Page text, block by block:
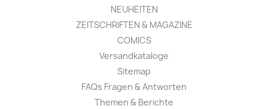
NEUHEITEN
ZEITSCHRIFTEN & MAGAZINE
COMICS
Versandkataloge
Sitemap
FAQs Fragen & Antworten
Themen & Berichte